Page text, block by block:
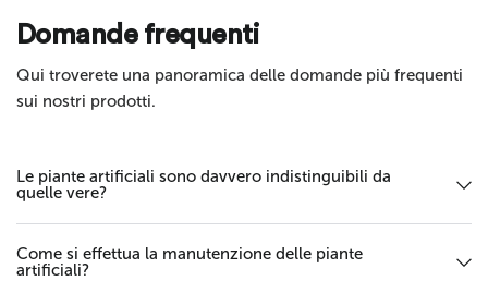
Invia
Domande frequenti
Qui troverete una panoramica delle domande più frequenti
sui nostri prodotti.
Le piante artificiali sono davvero indistinguibili da
quelle vere?
Come si effettua la manutenzione delle piante
artificiali?